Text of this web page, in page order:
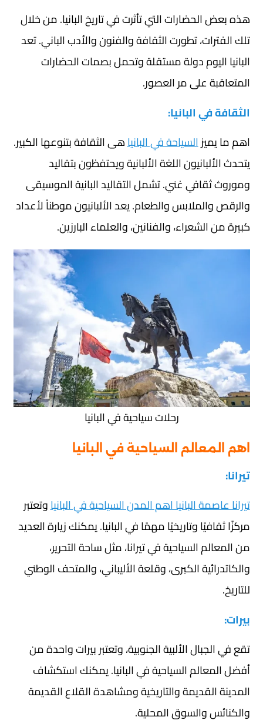
هذه بعض الحضارات التي تأثرت في تاريخ البانيا. من خلال
تلك الفترات، تطورت الثقافة والفنون والأدب الباني. تعد
البانيا اليوم دولة مستقلة وتحمل بصمات الحضارات
المتعاقبة على مر العصور.
الثقافة في البانيا:
اهم ما يميزالسياحة في البانياهى الثقافة بتنوعها الكبير.
يتحدث الألبانيون اللغة الألبانية ويحتفظون بتقاليد
وموروث ثقافي غني. تشمل التقاليد البانية الموسيقى
والرقص والملابس والطعام. يعد الألبانيون موطناً لأعداد
كبيرة من الشعراء، والفنانين، والعلماء البارزين.
رحلات سياحية في البانيا
اهم المعالم السياحية في البانيا
تيرانا:
تيرانا عاصمة البانيا اهم المدن السياحية في البانياوتعتبر
مركزًا ثقافيًا وتاريخيًا مهمًا في البانيا. يمكنك زيارة العديد
من المعالم السياحية في تيرانا، مثل ساحة التحرير،
والكاتدرائية الكبرى، وقلعة الأليباني، والمتحف الوطني
للتاريخ.
بيرات:
تقع في الجبال الألبية الجنوبية، وتعتبر بيرات واحدة من
أفضل المعالم السياحية في البانيا. يمكنك استكشاف
المدينة القديمة والتاريخية ومشاهدة القلاع القديمة
والكنائس والسوق المحلية.